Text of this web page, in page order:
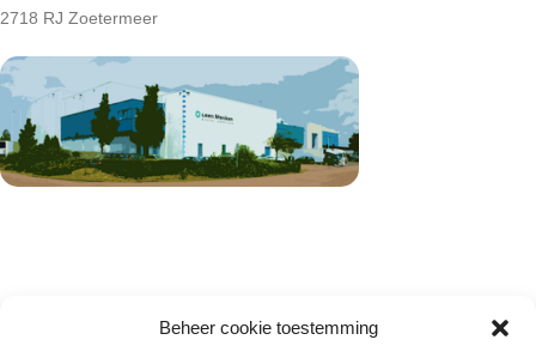
Beheer cookie toestemming
2718 RJ Zoetermeer